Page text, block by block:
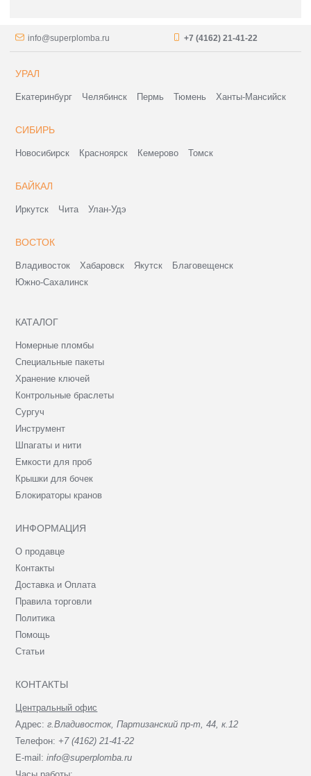
info@superplomba.ru +7 (4162) 21-41-22
УРАЛ
Екатеринбург Челябинск Пермь Тюмень Ханты-Мансийск
СИБИРЬ
Новосибирск Красноярск Кемерово Томск
БАЙКАЛ
Иркутск Чита Улан-Удэ
ВОСТОК
Владивосток Хабаровск Якутск
Благовещенск
Южно-Сахалинск
КАТАЛОГ
Номерные пломбы
Специальные пакеты
Хранение ключей
Контрольные браслеты
Сургуч
Инструмент
Шпагаты и нити
Емкости для проб
Крышки для бочек
Блокираторы кранов
ИНФОРМАЦИЯ
О продавце
Контакты
Доставка и Оплата
Правила торговли
Политика
Помощь
Статьи
КОНТАКТЫ
Центральный офис
Адрес:г.Владивосток, Партизанский пр-т, 44, к.12
Телефон: +7 (4162) 21-41-22
E-mail:info@superplomba.ru